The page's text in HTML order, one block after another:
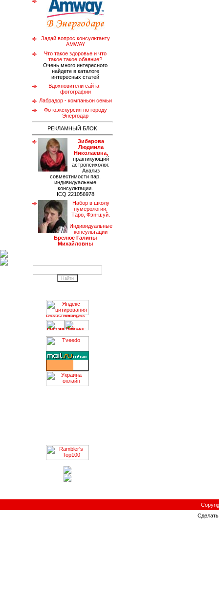
Задай вопрос консультанту
AMWAY
Что такое здоровье и что
такое такое обаяние?
Очень много интересного
найдете в каталоге
интересных статей
Вдохновители сайта -
фотографии
Лабрадор - компаньон семьи
Фотоэкскурсия по городу
Энергодар
РЕКЛАМНЫЙ БЛОК
Зиберова
Людмила
Николаевна,
практикующий
астропсихолог.
Анализ
совместимости пар,
индивидуальные
консультации.
ICQ 221056978
Набор в школу
нумерологии,
Таро, Фэн-шуй.
Индивидуальные
консультации
Брелюс Галины
Михайловны